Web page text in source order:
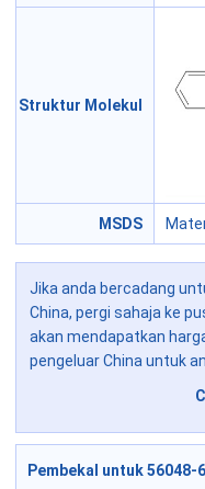
Struktur Molekul
MSDS
Jika anda bercadang
China, pergi sahaja ke
akan mendapatkan
pengeluar China untuk
Pembekal untuk 56048-